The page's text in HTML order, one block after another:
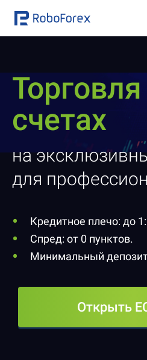
счетах
на
для
Кредитное плечо: до
Спред: от 0 пунктов.
Минимальный
Открыть